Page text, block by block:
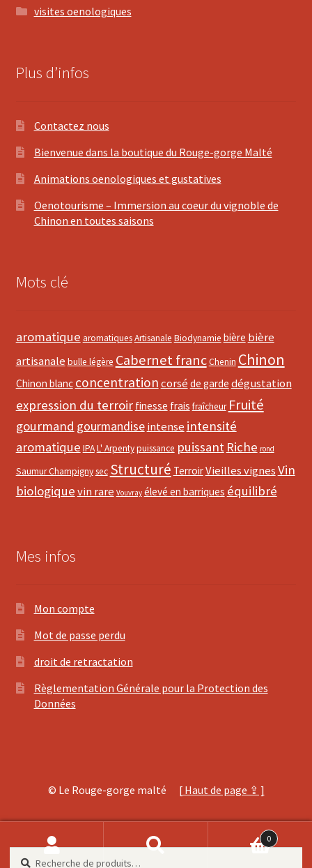
visites oenologiques
Plus d’infos
Contactez nous
Bienvenue dans la boutique du Rouge-gorge Malté
Animations oenologiques et gustatives
Oenotourisme – Immersion au coeur du vignoble de
Chinon en toutes saisons
Mots clé
aromatique aromatiquesArtisanale Biodynamie bière bière
artisanale bulle légère Cabernet francChenin Chinon
Chinon blanc concentrationcorsé de garde dégustation
expression du terroir finesse frais fraîcheur Fruité
gourmand gourmandise intense intensité
aromatique IPAL' Arpentypuissance puissant Riche rond
Saumur Champignysec Structuré TerroirVieilles vignesVin
biologiquevin rare Vouvray élevé en barriques équilibré
Mes infos
Mon compte
Mot de passe perdu
droit de retractation
Règlementation Générale pour la Protection des
Données
© Le Rouge-gorge malté [ Haut de page ⇪ ]
0